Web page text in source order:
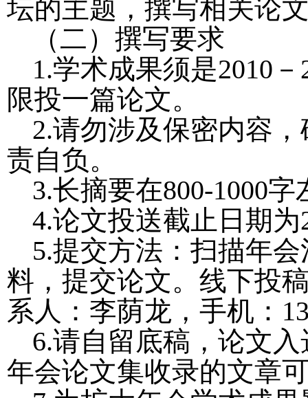
坛的主题，撰写相关论
（二）撰写要求
1.学术成果须是2010 －
限投一篇论文。
2.请勿涉及保密内容
责自负。
3.长摘要在800-1000字
4.论文投送截止日期为
5.提交方法：扫描年
料，提交论文。线下投
系人：李荫龙，手机：
6.请自留底稿，论文
年会论文集收录的文章